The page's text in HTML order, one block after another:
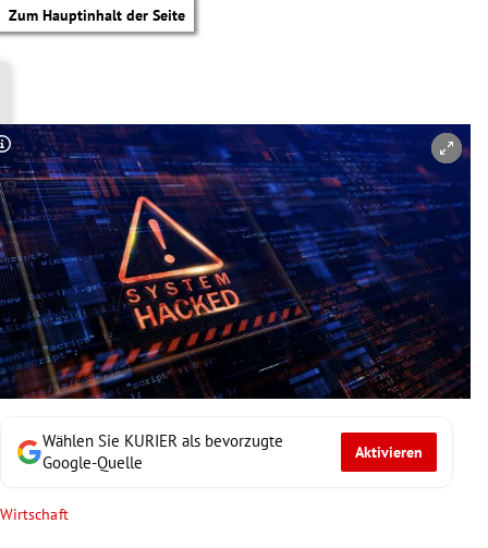
Zum Hauptinhalt der Seite
Untermenü
Untermenü
Wählen Sie KURIER als bevorzugte
Google-Quelle
Aktivieren
Wirtschaft
Copyright-Hinweis öffnen/schließen